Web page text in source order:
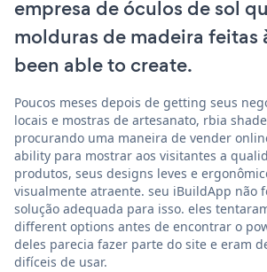
empresa de óculos de sol
molduras de madeira feitas
been able to create.
Poucos meses depois de getting seus
locais e mostras de artesanato, rbia
procurando uma maneira de vender
ability para mostrar aos visitantes a
produtos, seus designs leves e
visualmente atraente. seu iBuildApp não
solução adequada para isso. eles
different options antes de encontrar o
deles parecia fazer parte do site e eram
difíceis de usar.